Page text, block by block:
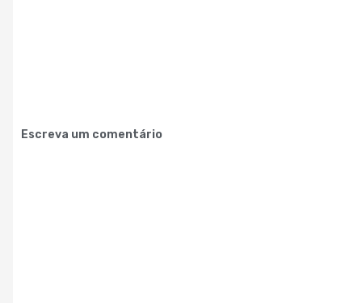
Escreva um comentário